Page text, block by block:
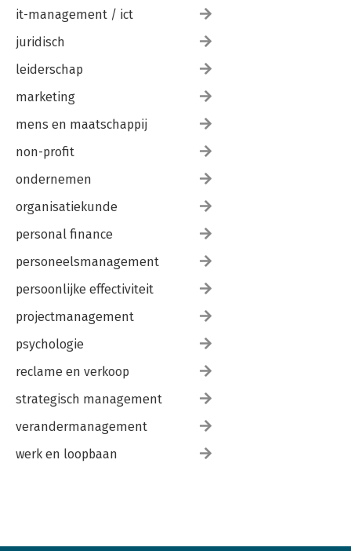
it-management / ict
juridisch
leiderschap
marketing
mens en maatschappij
non-profit
ondernemen
organisatiekunde
personal finance
personeelsmanagement
persoonlijke effectiviteit
projectmanagement
psychologie
reclame en verkoop
strategisch management
verandermanagement
werk en loopbaan